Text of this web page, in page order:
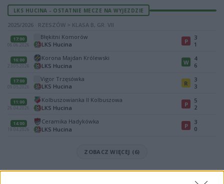
LKS HUCINA - OSTATNIE MECZE NA WYJEZDZIE
2025/2026 · RZESZÓW > KLASA B, GR. VII
17:00
06.06.2026
Błękitni Komorów
LKS Hucina
P
3
1
16:00
23.05.2026
Korona Majdan Królewski
LKS Hucina
W
4
6
17:00
09.05.2026
Vigor Trzęsówka
LKS Hucina
R
3
3
11:00
26.04.2026
Kolbuszowianka II Kolbuszowa
LKS Hucina
P
5
2
14:00
19.04.2026
Ceramika Hadykówka
LKS Hucina
P
3
0
ZOBACZ WIĘCEJ (6)
Mecz Marmury Przyłęk - LKS Hucina (Rzeszów > Klasa B, gr. VII)